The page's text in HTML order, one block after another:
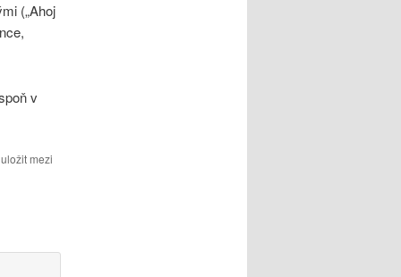
(„Ahoj
v
mezi